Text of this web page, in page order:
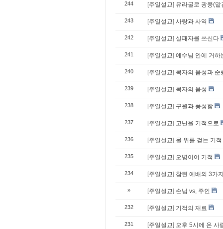
244 [주일설교] 유라굴로 광풍(
243 [주일설교] 사랑과 사역
242 [주일설교] 실패자를 쓰신다
241 [주일설교] 예수님 안에 거하
240 [주일설교] 목자의 음성과 순
239 [주일설교] 목자의 음성
238 [주일설교] 구원과 풍성함
237 [주일설교] 고난을 기적으로
236 [주일설교] 물 위를 걷는 기적
235 [주일설교] 오병이어 기적
234 [주일설교] 참된 예배의 3가
» [주일설교] 손님 vs, 주인
232 [주일설교] 기적의 재료
231 [주일설교] 오후 5시에 온 사